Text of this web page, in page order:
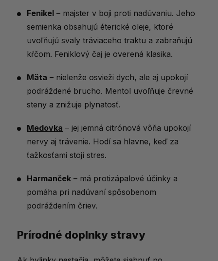
Fenikel – majster v boji proti nadúvaniu. Jeho
semienka obsahujú éterické oleje, ktoré
uvoľňujú svaly tráviaceho traktu a zabraňujú
kŕčom. Feniklový čaj je overená klasika.
Mäta – nielenže osvieži dych, ale aj upokojí
podráždené brucho. Mentol uvoľňuje črevné
steny a znižuje plynatosť.
Medovka – jej jemná citrónová vôňa upokojí
nervy aj trávenie. Hodí sa hlavne, keď za
ťažkosťami stojí stres.
Harmanček – má protizápalové účinky a
pomáha pri nadúvaní spôsobenom
podráždením čriev.
Prírodné doplnky stravy